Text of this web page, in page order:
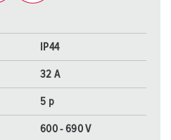
IP44
32 A
5 p
600 - 690 V